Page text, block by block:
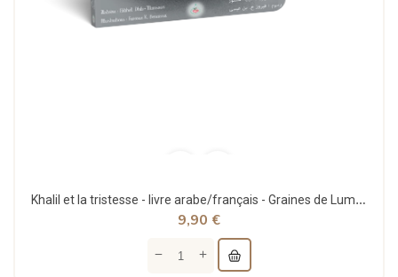
Khalil et la tristesse - livre arabe/français - Graines de Lumière
9,90 €